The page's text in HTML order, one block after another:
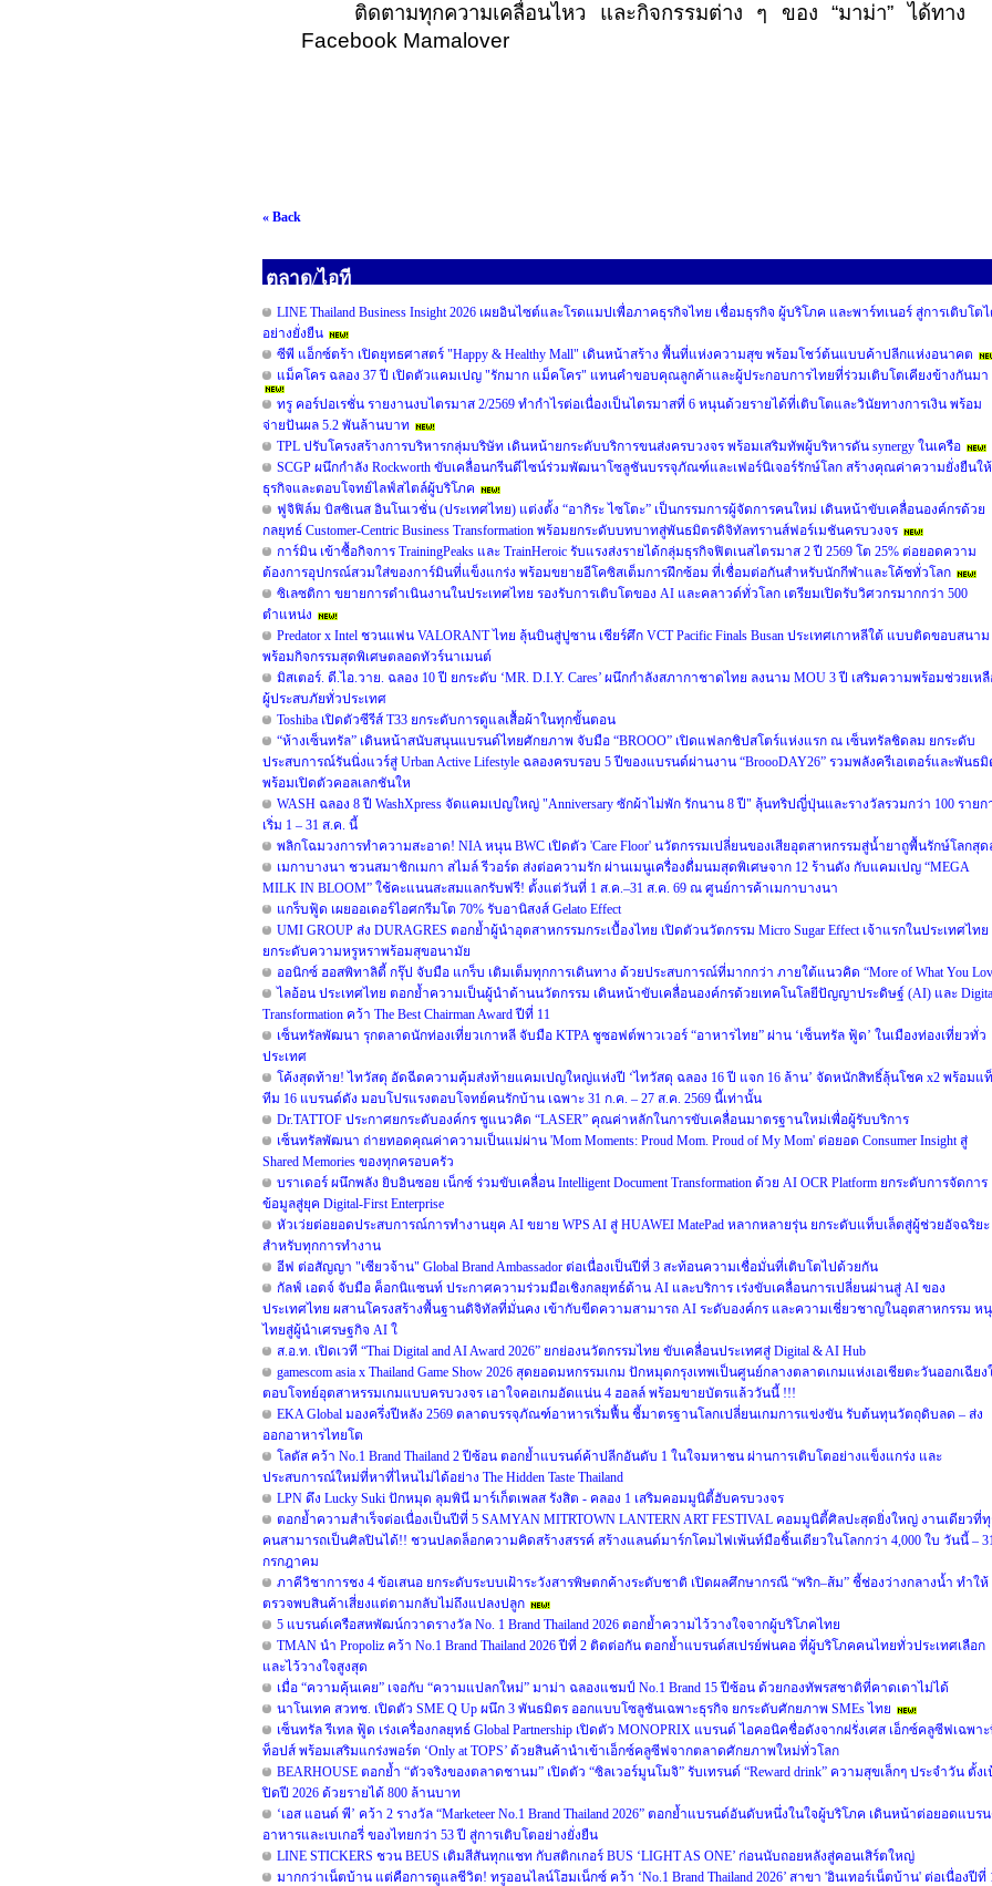
ติดตามทุกความเคลื่อนไหว และกิจกรรมต่าง ๆ ของ “มาม่า” ได้ทาง
Facebook Mamalover
« Back
ตลาด/ไอที
LINE Thailand Business Insight 2026 เผยอินไซต์และโรดแมปเพื่อภาคธุรกิจไทย เชื่อมธุรกิจ ผู้บริโภค และพาร์ทเนอร์ สู่การเติบโต
อย่างยั่งยืน
ซีพี แอ็กซ์ตร้า เปิดยุทธศาสตร์ "Happy & Healthy Mall" เดินหน้าสร้าง พื้นที่แห่งความสุข พร้อมโชว์ต้นแบบค้าปลีกแห่งอนาคต
แม็คโคร ฉลอง 37 ปี เปิดตัวแคมเปญ "รักมาก แม็คโคร" แทนคำขอบคุณลูกค้าและผู้ประกอบการไทยที่ร่วมเติบโตเคียงข้างกันมา
ทรู คอร์ปอเรชั่น รายงานงบไตรมาส 2/2569 ทำกำไรต่อเนื่องเป็นไตรมาสที่ 6 หนุนด้วยรายได้ที่เติบโตและวินัยทางการเงิน พร้อม
จ่ายปันผล 5.2 พันล้านบาท
TPL ปรับโครงสร้างการบริหารกลุ่มบริษัท เดินหน้ายกระดับบริการขนส่งครบวงจร พร้อมเสริมทัพผู้บริหารดัน synergy ในเครือ
SCGP ผนึกกำลัง Rockworth ขับเคลื่อนกรีนดีไซน์ร่วมพัฒนาโซลูชันบรรจุภัณฑ์และเฟอร์นิเจอร์รักษ์โลก สร้างคุณค่าความยั่งยืนให้
ธุรกิจและตอบโจทย์ไลฟ์สไตล์ผู้บริโภค
ฟูจิฟิล์ม บิสซิเนส อินโนเวชั่น (ประเทศไทย) แต่งตั้ง “อากิระ ไซโตะ” เป็นกรรมการผู้จัดการคนใหม่ เดินหน้าขับเคลื่อนองค์กรด้วย
กลยุทธ์ Customer-Centric Business Transformation พร้อมยกระดับบทบาทสู่พันธมิตรดิจิทัลทรานส์ฟอร์เมชันครบวงจร
การ์มิน เข้าซื้อกิจการ TrainingPeaks และ TrainHeroic รับแรงส่งรายได้กลุ่มธุรกิจฟิตเนสไตรมาส 2 ปี 2569 โต 25% ต่อยอดความ
ต้องการอุปกรณ์สวมใส่ของการ์มินที่แข็งแกร่ง พร้อมขยายอีโคซิสเต็มการฝึกซ้อม ที่เชื่อมต่อกันสำหรับนักกีฬาและโค้ชทั่วโลก
ซิเลซติกา ขยายการดำเนินงานในประเทศไทย รองรับการเติบโตของ AI และคลาวด์ทั่วโลก เตรียมเปิดรับวิศวกรมากกว่า 500
ตำแหน่ง
Predator x Intel ชวนแฟน VALORANT ไทย ลุ้นบินสู่ปูซาน เชียร์ศึก VCT Pacific Finals Busan ประเทศเกาหลีใต้ แบบติดขอบสนาม
พร้อมกิจกรรมสุดพิเศษตลอดทัวร์นาเมนต์
มิสเตอร์. ดี.ไอ.วาย. ฉลอง 10 ปี ยกระดับ ‘MR. D.I.Y. Cares’ ผนึกกำลังสภากาชาดไทย ลงนาม MOU 3 ปี เสริมความพร้อมช่วยเห
ผู้ประสบภัยทั่วประเทศ
Toshiba เปิดตัวซีรีส์ T33 ยกระดับการดูแลเสื้อผ้าในทุกขั้นตอน
“ห้างเซ็นทรัล” เดินหน้าสนับสนุนแบรนด์ไทยศักยภาพ จับมือ “BROOO” เปิดแฟลกชิปสโตร์แห่งแรก ณ เซ็นทรัลชิดลม ยกระดับ
ประสบการณ์รันนิ่งแวร์สู่ Urban Active Lifestyle ฉลองครบรอบ 5 ปีของแบรนด์ผ่านงาน “BroooDAY26” รวมพลังครีเอเตอร์และพันธมิ
พร้อมเปิดตัวคอลเลกชันให
WASH ฉลอง 8 ปี WashXpress จัดแคมเปญใหญ่ "Anniversary ซักผ้าไม่พัก รักนาน 8 ปี" ลุ้นทริปญี่ปุ่นและรางวัลรวมกว่า 100 รายก
เริ่ม 1 – 31 ส.ค. นี้
พลิกโฉมวงการทำความสะอาด! NIA หนุน BWC เปิดตัว 'Care Floor' นวัตกรรมเปลี่ยนของเสียอุตสาหกรรมสู่น้ำยาถูพื้นรักษ์โลกสุด
เมกาบางนา ชวนสมาชิกเมกา สไมล์ รีวอร์ด ส่งต่อความรัก ผ่านเมนูเครื่องดื่มนมสุดพิเศษจาก 12 ร้านดัง กับแคมเปญ “MEGA
MILK IN BLOOM” ใช้คะแนนสะสมแลกรับฟรี! ตั้งแต่วันที่ 1 ส.ค.–31 ส.ค. 69 ณ ศูนย์การค้าเมกาบางนา
แกร็บฟู้ด เผยออเดอร์ไอศกรีมโต 70% รับอานิสงส์ Gelato Effect
UMI GROUP ส่ง DURAGRES ตอกย้ำผู้นำอุตสาหกรรมกระเบื้องไทย เปิดตัวนวัตกรรม Micro Sugar Effect เจ้าแรกในประเทศไทย
ยกระดับความหรูหราพร้อมสุขอนามัย
ออนิกซ์ ฮอสพิทาลิตี้ กรุ๊ป จับมือ แกร็บ เติมเต็มทุกการเดินทาง ด้วยประสบการณ์ที่มากกว่า ภายใต้แนวคิด “More of What You
ไลอ้อน ประเทศไทย ตอกย้ำความเป็นผู้นำด้านนวัตกรรม เดินหน้าขับเคลื่อนองค์กรด้วยเทคโนโลยีปัญญาประดิษฐ์ (AI) และ
Transformation คว้า The Best Chairman Award ปีที่ 11
เซ็นทรัลพัฒนา รุกตลาดนักท่องเที่ยวเกาหลี จับมือ KTPA ชูซอฟต์พาวเวอร์ “อาหารไทย” ผ่าน ‘เซ็นทรัล ฟู้ด’ ในเมืองท่องเที่ยวทั่ว
ประเทศ
โค้งสุดท้าย! ไทวัสดุ อัดฉีดความคุ้มส่งท้ายแคมเปญใหญ่แห่งปี ‘ไทวัสดุ ฉลอง 16 ปี แจก 16 ล้าน’ จัดหนักสิทธิ์ลุ้นโชค x2 พร้อมแ
ทีม 16 แบรนด์ดัง มอบโปรแรงตอบโจทย์คนรักบ้าน เฉพาะ 31 ก.ค. – 27 ส.ค. 2569 นี้เท่านั้น
Dr.TATTOF ประกาศยกระดับองค์กร ชูแนวคิด “LASER” คุณค่าหลักในการขับเคลื่อนมาตรฐานใหม่เพื่อผู้รับบริการ
เซ็นทรัลพัฒนา ถ่ายทอดคุณค่าความเป็นแม่ผ่าน 'Mom Moments: Proud Mom. Proud of My Mom' ต่อยอด Consumer Insight สู่
Shared Memories ของทุกครอบครัว
บราเดอร์ ผนึกพลัง ยิบอินซอย เน็กซ์ ร่วมขับเคลื่อน Intelligent Document Transformation ด้วย AI OCR Platform ยกระดับการจัดการ
ข้อมูลสู่ยุค Digital-First Enterprise
หัวเว่ยต่อยอดประสบการณ์การทำงานยุค AI ขยาย WPS AI สู่ HUAWEI MatePad หลากหลายรุ่น ยกระดับแท็บเล็ตสู่ผู้ช่วยอัจฉริยะ
สำหรับทุกการทำงาน
อีฟ ต่อสัญญา "เซียวจ้าน" Global Brand Ambassador ต่อเนื่องเป็นปีที่ 3 สะท้อนความเชื่อมั่นที่เติบโตไปด้วยกัน
กัลฟ์ เอดจ์ จับมือ ค็อกนิแซนท์ ประกาศความร่วมมือเชิงกลยุทธ์ด้าน AI และบริการ เร่งขับเคลื่อนการเปลี่ยนผ่านสู่ AI ของ
ประเทศไทย ผสานโครงสร้างพื้นฐานดิจิทัลที่มั่นคง เข้ากับขีดความสามารถ AI ระดับองค์กร และความเชี่ยวชาญในอุตสาหกรรม ห
ไทยสู่ผู้นำเศรษฐกิจ AI ใ
ส.อ.ท. เปิดเวที “Thai Digital and AI Award 2026” ยกย่องนวัตกรรมไทย ขับเคลื่อนประเทศสู่ Digital & AI Hub
gamescom asia x Thailand Game Show 2026 สุดยอดมหกรรมเกม ปักหมุดกรุงเทพเป็นศูนย์กลางตลาดเกมแห่งเอเชียตะวันออกเฉียง
ตอบโจทย์อุตสาหรรมเกมแบบครบวงจร เอาใจคอเกมอัดแน่น 4 ฮอลล์ พร้อมขายบัตรแล้ววันนี้ !!!
EKA Global มองครึ่งปีหลัง 2569 ตลาดบรรจุภัณฑ์อาหารเริ่มฟื้น ชี้มาตรฐานโลกเปลี่ยนเกมการแข่งขัน รับต้นทุนวัตถุดิบลด – ส่ง
ออกอาหารไทยโต
โลตัส คว้า No.1 Brand Thailand 2 ปีซ้อน ตอกย้ำแบรนด์ค้าปลีกอันดับ 1 ในใจมหาชน ผ่านการเติบโตอย่างแข็งแกร่ง และ
ประสบการณ์ใหม่ที่หาที่ไหนไม่ได้อย่าง The Hidden Taste Thailand
LPN ดึง Lucky Suki ปักหมุด ลุมพินี มาร์เก็ตเพลส รังสิต - คลอง 1 เสริมคอมมูนิตี้ฮับครบวงจร
ตอกย้ำความสำเร็จต่อเนื่องเป็นปีที่ 5 SAMYAN MITRTOWN LANTERN ART FESTIVAL คอมมูนิตี้ศิลปะสุดยิ่งใหญ่ งานเดียวที่
คนสามารถเป็นศิลปินได้!! ชวนปลดล็อกความคิดสร้างสรรค์ สร้างแลนด์มาร์กโคมไฟเพ้นท์มือชิ้นเดียวในโลกกว่า 4,000 ใบ วันนี้ –
กรกฎาคม
ภาคีวิชาการชง 4 ข้อเสนอ ยกระดับระบบเฝ้าระวังสารพิษตกค้างระดับชาติ เปิดผลศึกษากรณี “พริก–ส้ม” ชี้ช่องว่างกลางน้ำ ทำให้
ตรวจพบสินค้าเสี่ยงแต่ตามกลับไม่ถึงแปลงปลูก
5 แบรนด์เครือสหพัฒน์กวาดรางวัล No. 1 Brand Thailand 2026 ตอกย้ำความไว้วางใจจากผู้บริโภคไทย
TMAN นำ Propoliz คว้า No.1 Brand Thailand 2026 ปีที่ 2 ติดต่อกัน ตอกย้ำแบรนด์สเปรย์พ่นคอ ที่ผู้บริโภคคนไทยทั่วประเทศเลือก
และไว้วางใจสูงสุด
เมื่อ “ความคุ้นเคย” เจอกับ “ความแปลกใหม่” มาม่า ฉลองแชมป์ No.1 Brand 15 ปีซ้อน ด้วยกองทัพรสชาติที่คาดเดาไม่ได้
นาโนเทค สวทช. เปิดตัว SME Q Up ผนึก 3 พันธมิตร ออกแบบโซลูชันเฉพาะธุรกิจ ยกระดับศักยภาพ SMEs ไทย
เซ็นทรัล รีเทล ฟู้ด เร่งเครื่องกลยุทธ์ Global Partnership เปิดตัว MONOPRIX แบรนด์ ไอคอนิคชื่อดังจากฝรั่งเศส เอ็กซ์คลูซีฟเฉพา
ท็อปส์ พร้อมเสริมแกร่งพอร์ต ‘Only at TOPS’ ด้วยสินค้านำเข้าเอ็กซ์คลูซีฟจากตลาดศักยภาพใหม่ทั่วโลก
BEARHOUSE ตอกย้ำ “ตัวจริงของตลาดชานม” เปิดตัว “ซิลเวอร์มูนโมจิ” รับเทรนด์ “Reward drink” ความสุขเล็กๆ ประจำวัน ตั้งเ
ปิดปี 2026 ด้วยรายได้ 800 ล้านบาท
‘เอส แอนด์ พี’ คว้า 2 รางวัล “Marketeer No.1 Brand Thailand 2026” ตอกย้ำแบรนด์อันดับหนึ่งในใจผู้บริโภค เดินหน้าต่อยอดแบร
อาหารและเบเกอรี่ ของไทยกว่า 53 ปี สู่การเติบโตอย่างยั่งยืน
LINE STICKERS ชวน BEUS เติมสีสันทุกแชท กับสติกเกอร์ BUS ‘LIGHT AS ONE’ ก่อนนับถอยหลังสู่คอนเสิร์ตใหญ่
มากกว่าเน็ตบ้าน แต่คือการดูแลชีวิต! ทรูออนไลน์โฮมเน็กซ์ คว้า ‘No.1 Brand Thailand 2026’ สาขา 'อินเทอร์เน็ตบ้าน' ต่อเนื่องปีที่